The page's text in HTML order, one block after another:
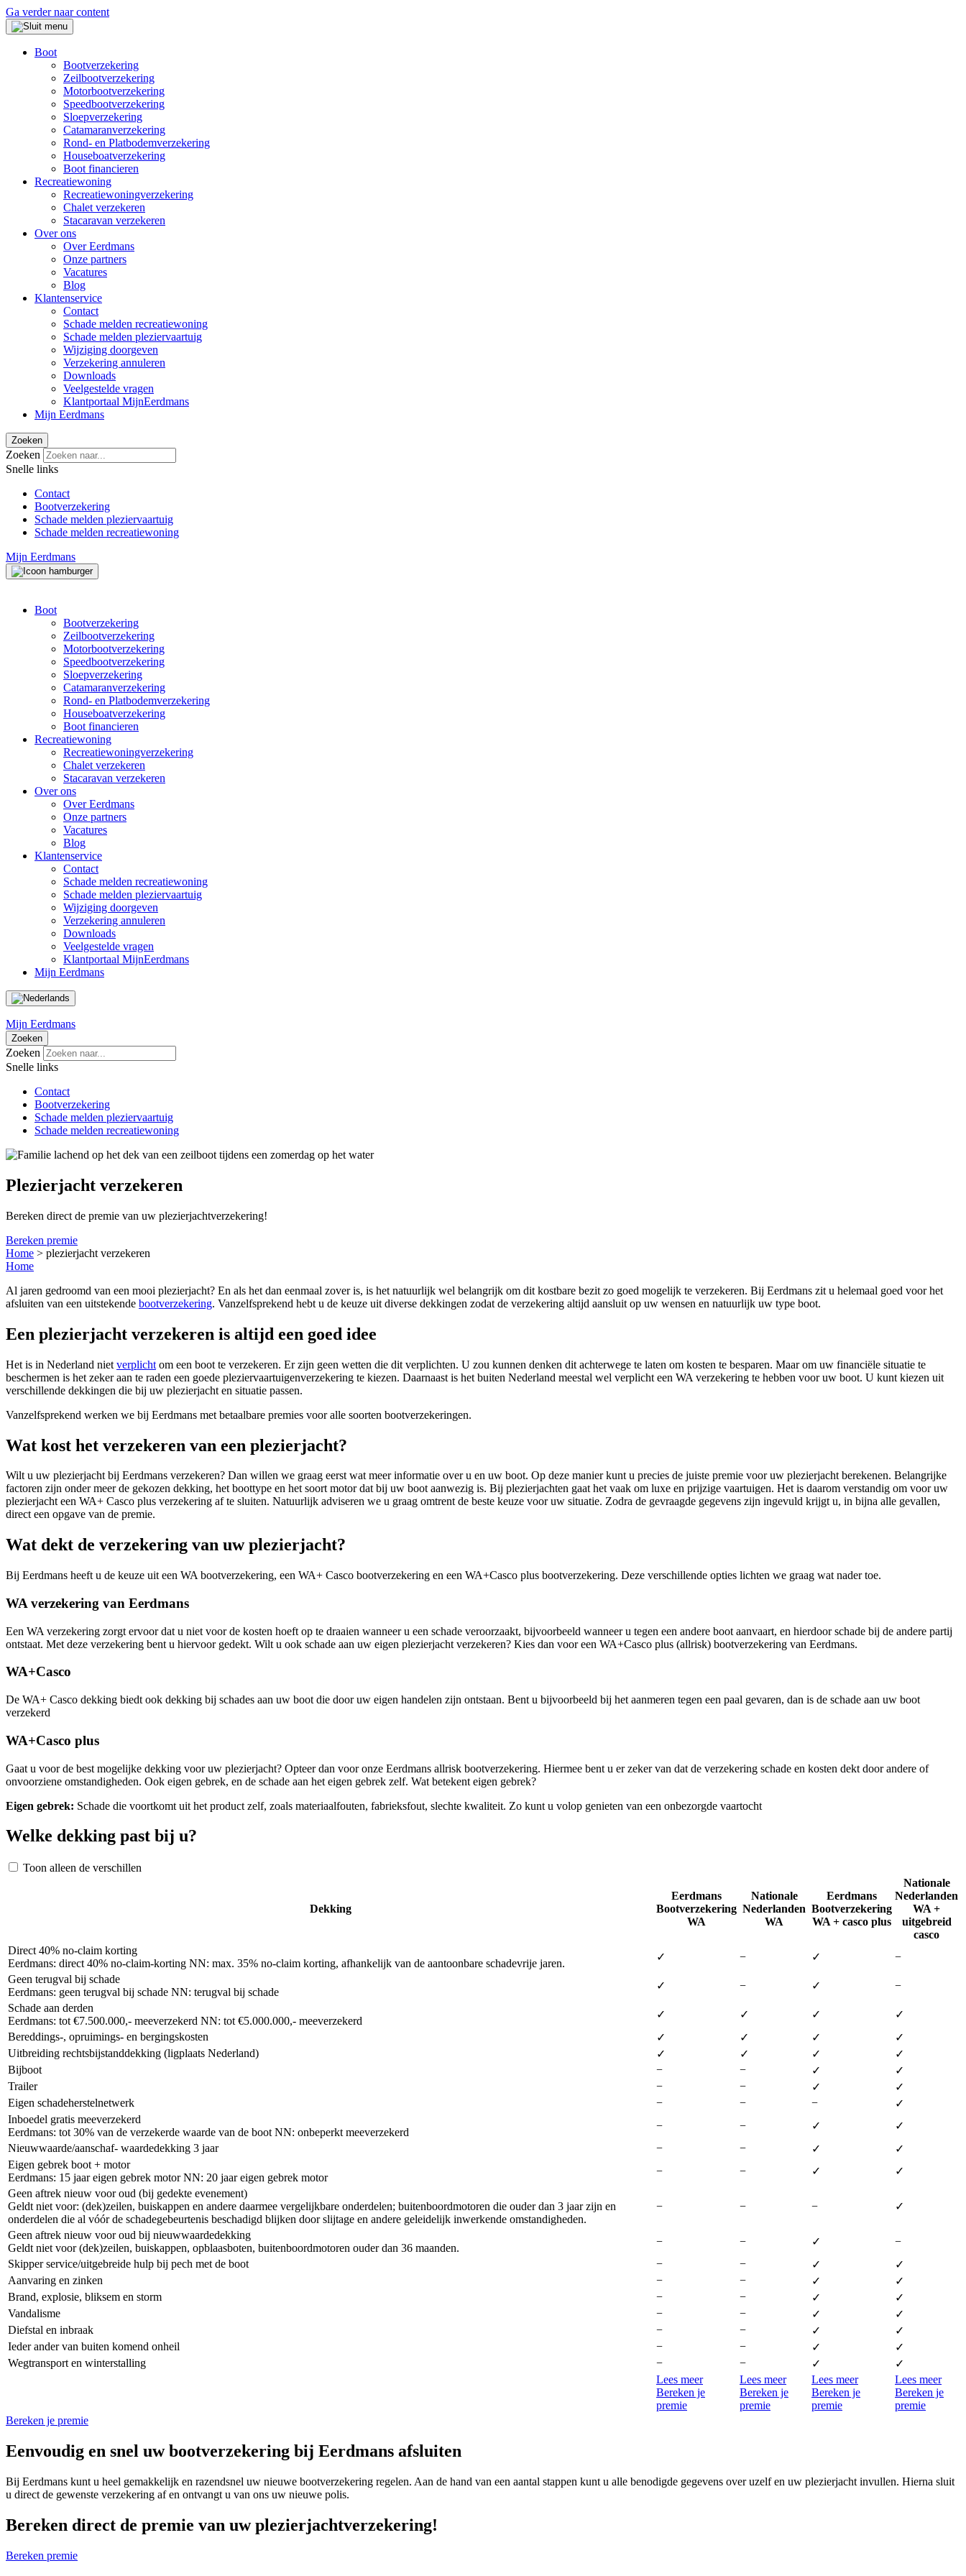
Ga verder naar content
Boot
Bootverzekering
Zeilbootverzekering
Motorbootverzekering
Speedbootverzekering
Sloepverzekering
Catamaranverzekering
Rond- en Platbodemverzekering
Houseboatverzekering
Boot financieren
Recreatiewoning
Recreatiewoningverzekering
Chalet verzekeren
Stacaravan verzekeren
Over ons
Over Eerdmans
Onze partners
Vacatures
Blog
Klantenservice
Contact
Schade melden recreatiewoning
Schade melden pleziervaartuig
Wijziging doorgeven
Verzekering annuleren
Downloads
Veelgestelde vragen
Klantportaal MijnEerdmans
Mijn Eerdmans
Zoeken
Zoeken
Snelle links
Contact
Bootverzekering
Schade melden pleziervaartuig
Schade melden recreatiewoning
Mijn Eerdmans
Boot
Bootverzekering
Zeilbootverzekering
Motorbootverzekering
Speedbootverzekering
Sloepverzekering
Catamaranverzekering
Rond- en Platbodemverzekering
Houseboatverzekering
Boot financieren
Recreatiewoning
Recreatiewoningverzekering
Chalet verzekeren
Stacaravan verzekeren
Over ons
Over Eerdmans
Onze partners
Vacatures
Blog
Klantenservice
Contact
Schade melden recreatiewoning
Schade melden pleziervaartuig
Wijziging doorgeven
Verzekering annuleren
Downloads
Veelgestelde vragen
Klantportaal MijnEerdmans
Mijn Eerdmans
Mijn Eerdmans
Zoeken
Zoeken
Snelle links
Contact
Bootverzekering
Schade melden pleziervaartuig
Schade melden recreatiewoning
Plezierjacht verzekeren
Bereken direct de premie van uw plezierjachtverzekering!
Bereken premie
Home > plezierjacht verzekeren
Home
Al jaren gedroomd van een mooi plezierjacht? En als het dan eenmaal zover is, is het natuurlijk wel belangrijk om dit kostbare bezit zo goed mogelijk te verzekeren. Bij Eerdmans zit u helemaal goed voor het
afsluiten van een uitstekende bootverzekering. Vanzelfsprekend hebt u de keuze uit diverse dekkingen zodat de verzekering altijd aansluit op uw wensen en natuurlijk uw type boot.
Een plezierjacht verzekeren is altijd een goed idee
Het is in Nederland niet verplicht om een boot te verzekeren. Er zijn geen wetten die dit verplichten. U zou kunnen denken dit achterwege te laten om kosten te besparen. Maar om uw financiële situatie te
beschermen is het zeker aan te raden een goede pleziervaartuigenverzekering te kiezen. Daarnaast is het buiten Nederland meestal wel verplicht een WA verzekering te hebben voor uw boot. U kunt kiezen uit
verschillende dekkingen die bij uw plezierjacht en situatie passen.
Vanzelfsprekend werken we bij Eerdmans met betaalbare premies voor alle soorten bootverzekeringen.
Wat kost het verzekeren van een plezierjacht?
Wilt u uw plezierjacht bij Eerdmans verzekeren? Dan willen we graag eerst wat meer informatie over u en uw boot. Op deze manier kunt u precies de juiste premie voor uw plezierjacht berekenen. Belangrijke
factoren zijn onder meer de gekozen dekking, het boottype en het soort motor dat bij uw boot aanwezig is. Bij plezierjachten gaat het vaak om luxe en prijzige vaartuigen. Het is daarom verstandig om voor uw
plezierjacht een WA+ Casco plus verzekering af te sluiten. Natuurlijk adviseren we u graag omtrent de beste keuze voor uw situatie. Zodra de gevraagde gegevens zijn ingevuld krijgt u, in bijna alle gevallen,
direct een opgave van de premie.
Wat dekt de verzekering van uw plezierjacht?
Bij Eerdmans heeft u de keuze uit een WA bootverzekering, een WA+ Casco bootverzekering en een WA+Casco plus bootverzekering. Deze verschillende opties lichten we graag wat nader toe.
WA verzekering van Eerdmans
Een WA verzekering zorgt ervoor dat u niet voor de kosten hoeft op te draaien wanneer u een schade veroorzaakt, bijvoorbeeld wanneer u tegen een andere boot aanvaart, en hierdoor schade bij de andere partij
ontstaat. Met deze verzekering bent u hiervoor gedekt. Wilt u ook schade aan uw eigen plezierjacht verzekeren? Kies dan voor een WA+Casco plus (allrisk) bootverzekering van Eerdmans.
WA+Casco
De WA+ Casco dekking biedt ook dekking bij schades aan uw boot die door uw eigen handelen zijn ontstaan. Bent u bijvoorbeeld bij het aanmeren tegen een paal gevaren, dan is de schade aan uw boot
verzekerd
WA+Casco plus
Gaat u voor de best mogelijke dekking voor uw plezierjacht? Opteer dan voor onze Eerdmans allrisk bootverzekering. Hiermee bent u er zeker van dat de verzekering schade en kosten dekt door andere of
onvoorziene omstandigheden. Ook eigen gebrek, en de schade aan het eigen gebrek zelf. Wat betekent eigen gebrek?
Eigen gebrek: Schade die voortkomt uit het product zelf, zoals materiaalfouten, fabrieksfout, slechte kwaliteit. Zo kunt u volop genieten van een onbezorgde vaartocht
Welke dekking past bij u?
Toon alleen de verschillen
Dekking
Eerdmans
Bootverzekering
WA
Nationale
Nederlanden
WA
Eerdmans
Bootverzekering
WA + casco plus
Nationale
Nederlanden
WA +
uitgebreid
casco
Direct 40% no-claim korting
Eerdmans: direct 40% no-claim-korting NN: max. 35% no-claim korting, afhankelijk van de aantoonbare schadevrije jaren.
✓ − ✓
−
Geen terugval bij schade
Eerdmans: geen terugval bij schade NN: terugval bij schade
✓ − ✓
−
Schade aan derden
Eerdmans: tot €7.500.000,- meeverzekerd NN: tot €5.000.000,- meeverzekerd
✓ ✓ ✓
✓
Bereddings-, opruimings- en bergingskosten
✓ ✓ ✓
✓
Uitbreiding rechtsbijstanddekking (ligplaats Nederland)
✓ ✓ ✓
✓
Bijboot
− − ✓
✓
Trailer
− − ✓
✓
Eigen schadeherstelnetwerk
− − −
✓
Inboedel gratis meeverzekerd
Eerdmans: tot 30% van de verzekerde waarde van de boot NN: onbeperkt meeverzekerd
− − ✓
✓
Nieuwwaarde/aanschaf- waardedekking 3 jaar
− − ✓
✓
Eigen gebrek boot + motor
Eerdmans: 15 jaar eigen gebrek motor NN: 20 jaar eigen gebrek motor
− − ✓
✓
Geen aftrek nieuw voor oud (bij gedekte evenement)
Geldt niet voor: (dek)zeilen, buiskappen en andere daarmee vergelijkbare onderdelen; buitenboordmotoren die ouder dan 3 jaar zijn en
onderdelen die al vóór de schadegebeurtenis beschadigd blijken door slijtage en andere geleidelijk inwerkende omstandigheden.
− − − ✓
Geen aftrek nieuw voor oud bij nieuwwaardedekking
Geldt niet voor (dek)zeilen, buiskappen, opblaasboten, buitenboordmotoren ouder dan 36 maanden.
− − ✓
−
Skipper service/uitgebreide hulp bij pech met de boot
− − ✓
✓
Aanvaring en zinken
− − ✓
✓
Brand, explosie, bliksem en storm
− − ✓
✓
Vandalisme
− − ✓
✓
Diefstal en inbraak
− − ✓
✓
Ieder ander van buiten komend onheil
− − ✓
✓
Wegtransport en winterstalling
− − ✓
✓
Lees meer
Bereken je
premie
Lees meer
Bereken je
premie
Lees meer
Bereken je
premie
Lees meer
Bereken je
premie
Bereken je premie
Eenvoudig en snel uw bootverzekering bij Eerdmans afsluiten
Bij Eerdmans kunt u heel gemakkelijk en razendsnel uw nieuwe bootverzekering regelen. Aan de hand van een aantal stappen kunt u alle benodigde gegevens over uzelf en uw plezierjacht invullen. Hierna sluit
u direct de gewenste verzekering af en ontvangt u van ons uw nieuwe polis.
Bereken direct de premie van uw plezierjachtverzekering!
Bereken premie